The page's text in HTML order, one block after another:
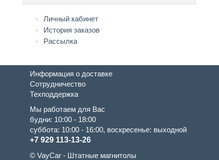
Личный кабинет
История заказов
Рассылка
Информация о доставке
Сотрудничество
Техподдержка
Мы работаем для Вас
будни: 10:00 - 18:00
суббота: 10:00 - 16:00, воскресенье: выходной
+7 929 113-13-26
© VayCar - Штатные магнитолы